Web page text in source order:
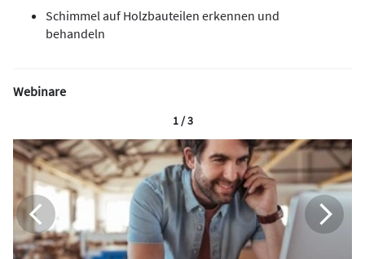
Schimmel auf Holzbauteilen erkennen und
behandeln
Webinare
1 / 3